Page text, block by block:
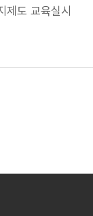
제도 교육실시